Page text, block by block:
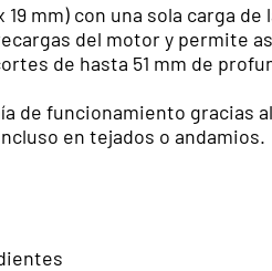
mm) con una sola carga de
del motor y permite
de hasta 51 mm de
de funcionamiento gracias
en tejados o andamios.